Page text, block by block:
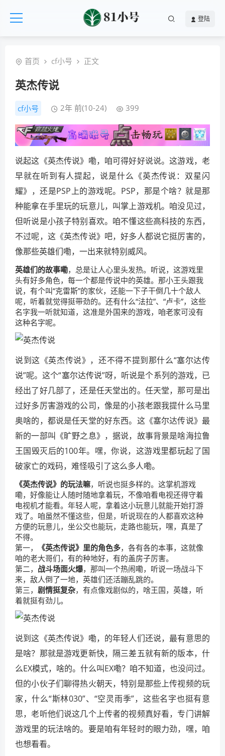
登陆
首页 cf小号 正文
英杰传说
cf小号 2年 前(10-24) 399
说起这《英杰传说》嘞，咱可得好好说说。这游戏，老
早就在听到有人提起，说是什么《英杰传说：双星闪
耀》，还是PSP上的游戏呢。PSP，那是个啥？就是那
种能拿在手里玩的玩意儿，叫掌上游戏机。咱没见过，
但听说是小孩子特别喜欢。咱不懂这些高科技的东西，
不过呢，这《英杰传说》吧，好多人都说它挺厉害的，
像那些英雄们嘞，一出来就特别威风。
英雄们的故事嘞，总是让人心里头发热。听说，这游戏里
头有好多角色，每一个都是传说中的英雄。那小王头跟我
说，有个叫“克雷斯”的家伙，还能一下子干倒几十个敌人
呢，听着就觉得挺带劲的。还有什么“法拉”、“卢卡”，这些
名字我一听就知道，这准是外国来的游戏，咱老家可没有
这种名字呢。
说到这《英杰传说》，还不得不提到那什么“塞尔达传
说”呢。这个“塞尔达传说”呀，听说是个系列的游戏，已
经出了好几部了，还是任天堂出的。任天堂，那可是出
过好多厉害游戏的公司，像是的小孩老跟我提什么马里
奥啥的，都说是任天堂的好东西。这《塞尔达传说》最
新的一部叫《旷野之息》，据说，故事背景是啥海拉鲁
王国毁灭后的100年。嘿，你说，这游戏里都玩起了国
破家亡的戏码，难怪吸引了这么多人嘞。
《英杰传说》的玩法嘛，听说也挺多样的。这掌机游戏
嘞，好像能让人随时随地拿着玩，不像咱看电视还得守着
电视机才能看。年轻人呢，拿着这小玩意儿就能开始打游
戏了。咱虽然不懂这些，但是，听说现在的人都喜欢这种
方便的玩意儿，坐公交也能玩，走路也能玩，嘿，真是了
不得。
第一，
《英杰传说》里的角色多，各有各的本事，这就像
咱的老大哥们，有的种地好，有的盖房子厉害。
第二， 战斗场面火爆，那叫一个热闹嘞，听说一场战斗下
来，敌人倒了一地，英雄们还活蹦乱跳的。
第三， 剧情挺复杂，有点像戏剧似的，啥王国，英雄，听
着就挺有劲儿。
说到这《英杰传说》嘞，的年轻人们还说，最有意思的
是啥？那就是游戏更新快，隔三差五就有新的版本，什
么EX模式，啥的。什么叫EX嘞？咱不知道，也没问过。
但的小伙子们聊得热火朝天，特别是那些上传视频的玩
家，什么“斯林030”、“空灵雨季”，这些名字也挺有意
思，老听他们说这几个上传者的视频真好看，专门讲解
游戏里的玩法啥的。要是咱有年轻时的眼力劲，嘿，咱
也想看看。